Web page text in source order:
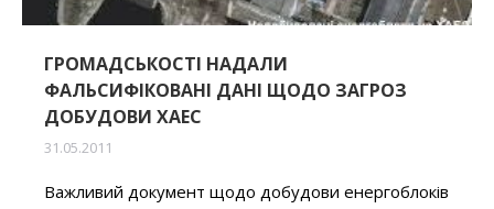
ГРОМАДСЬКОСТІ НАДАЛИ
ФАЛЬСИФІКОВАНІ ДАНІ ЩОДО ЗАГРОЗ
ДОБУДОВИ ХАЕС
31.05.2011
Важливий документ щодо добудови енергоблоків